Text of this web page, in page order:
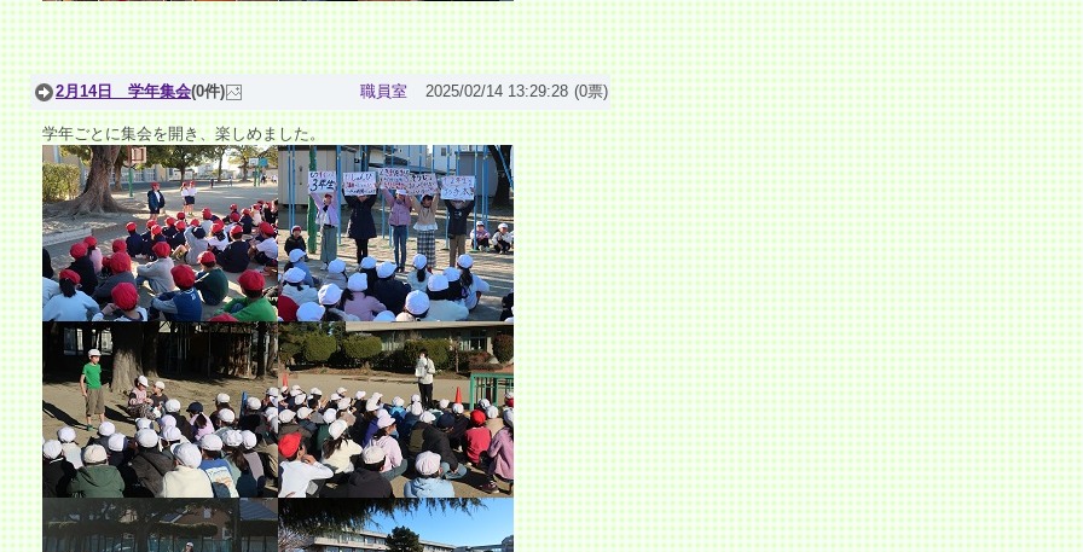
2月14日 学年集会(0件) 職員室 2025/02/14 13:29:28 (0票)
学年ごとに集会を開き、楽しめました。